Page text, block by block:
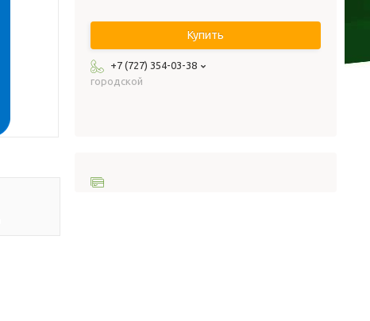
Купить
+7 (727) 354-03-38
городской